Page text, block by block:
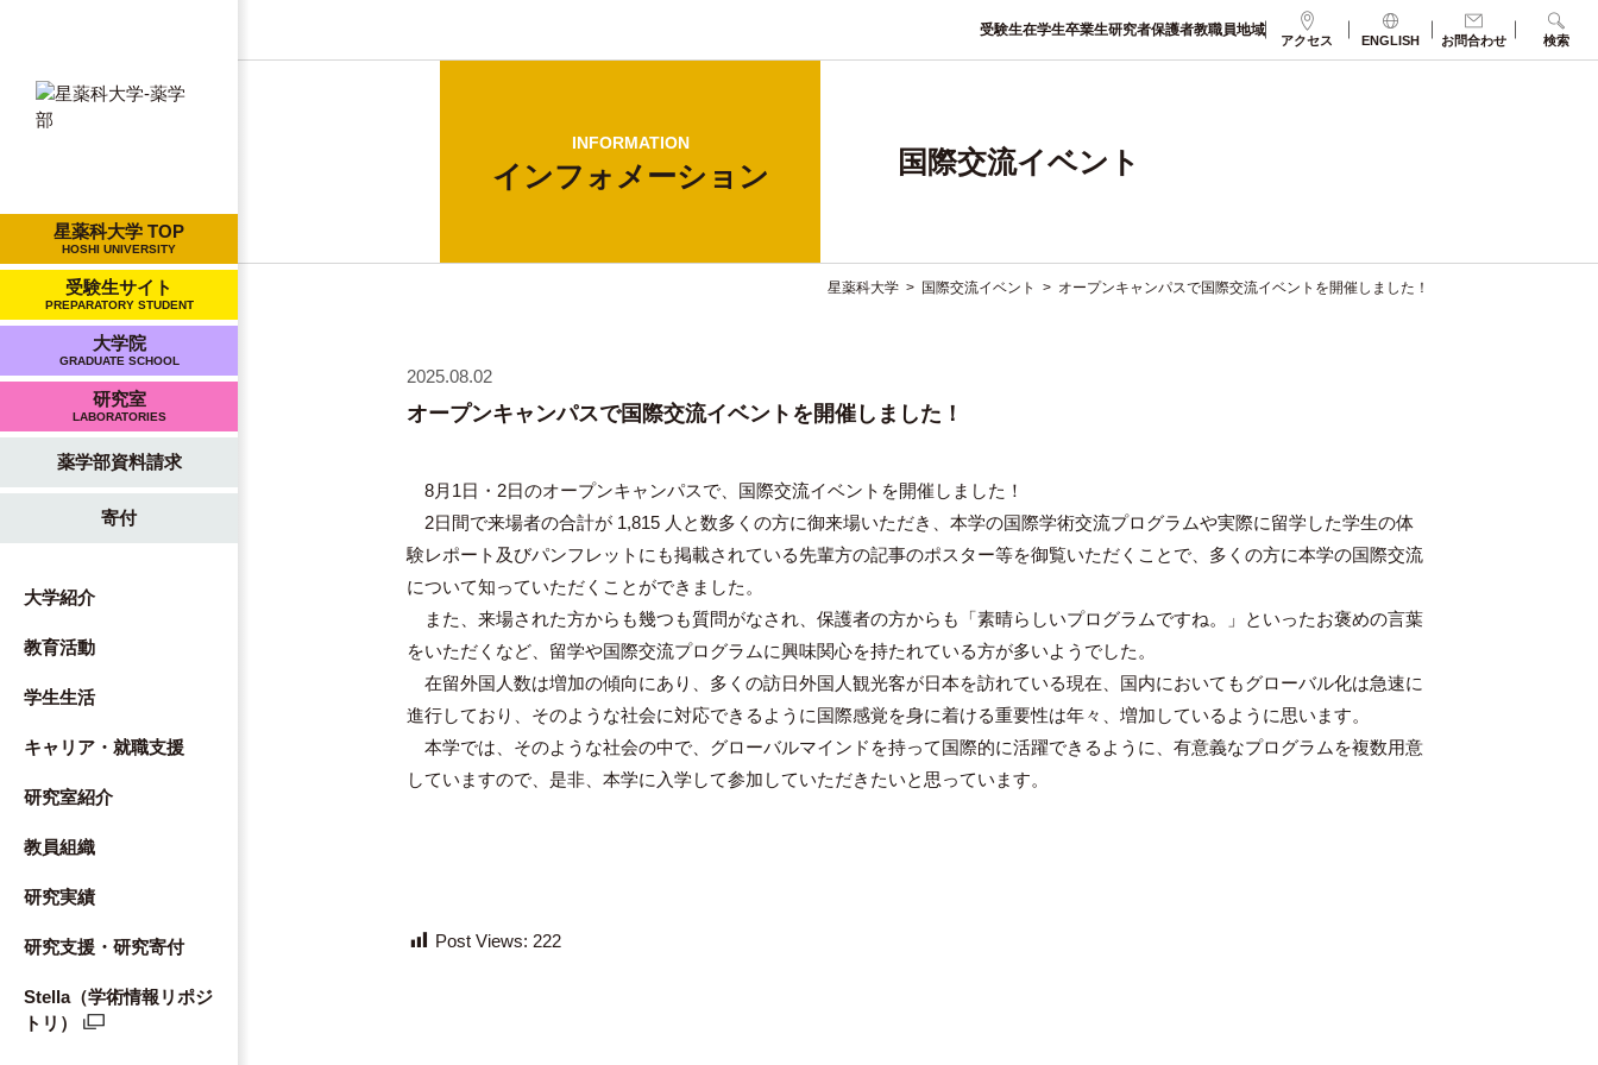
星薬科大学 TOP
HOSHI UNIVERSITY
受験生サイト
PREPARATORY STUDENT
大学院
GRADUATE SCHOOL
研究室
LABORATORIES
薬学部資料請求
寄付
大学紹介
教育活動
学生生活
キャリア・就職支援
研究室紹介
教員組織
研究実績
研究支援・研究寄付
Stella（学術情報リポジ
トリ）
受験生在学生卒業生研究者保護者教職員地域
アクセス ENGLISH お問合わせ 検索
INFORMATION
インフォ メーション 国際交流イベント
星薬科大学 > 国際交流イベント > オープンキャンパスで国際交流イベントを開催しました！
2025.08.02
オープンキャンパスで国際交流イベントを開催しました！
8月1日・2日のオープンキャンパスで、国際交流イベントを開催しました！
2日間で来場者の合計が 1,815 人と数多くの方に御来場いただき、本学の国際学術交流プログラムや実際に留学した学生の体
験レポート及びパンフレットにも掲載されている先輩方の記事のポスター等を御覧いただくことで、多くの方に本学の国際交流
について知っていただくことができました。
また、来場された方からも幾つも質問がなされ、保護者の方からも「素晴らしいプログラムですね。」といったお褒めの言葉
をいただくなど、留学や国際交流プログラムに興味関心を持たれている方が多いようでした。
在留外国人数は増加の傾向にあり、多くの訪日外国人観光客が日本を訪れている現在、国内においてもグローバル化は急速に
進行しており、そのような社会に対応できるように国際感覚を身に着ける重要性は年々、増加しているように思います。
本学では、そのような社会の中で、グローバルマインドを持って国際的に活躍できるように、有意義なプログラムを複数用意
していますので、是非、本学に入学して参加していただきたいと思っています。
Post Views: 222